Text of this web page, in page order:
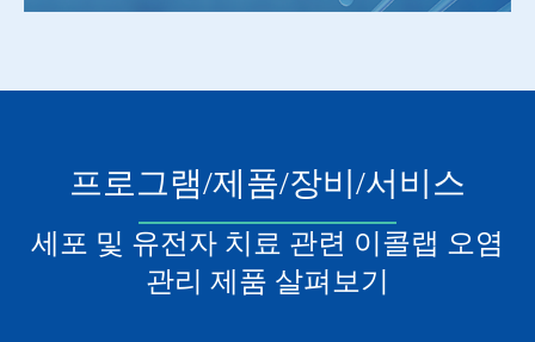
프로그램/제품/장비/서비스
세포 및 유전자 치료 관련 이콜랩 오염
관리 제품 살펴보기